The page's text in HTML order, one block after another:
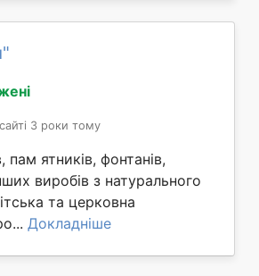
3 роки тому
пам ятників, фонтанів,
виробів з натурального
та церковна
Докладніше